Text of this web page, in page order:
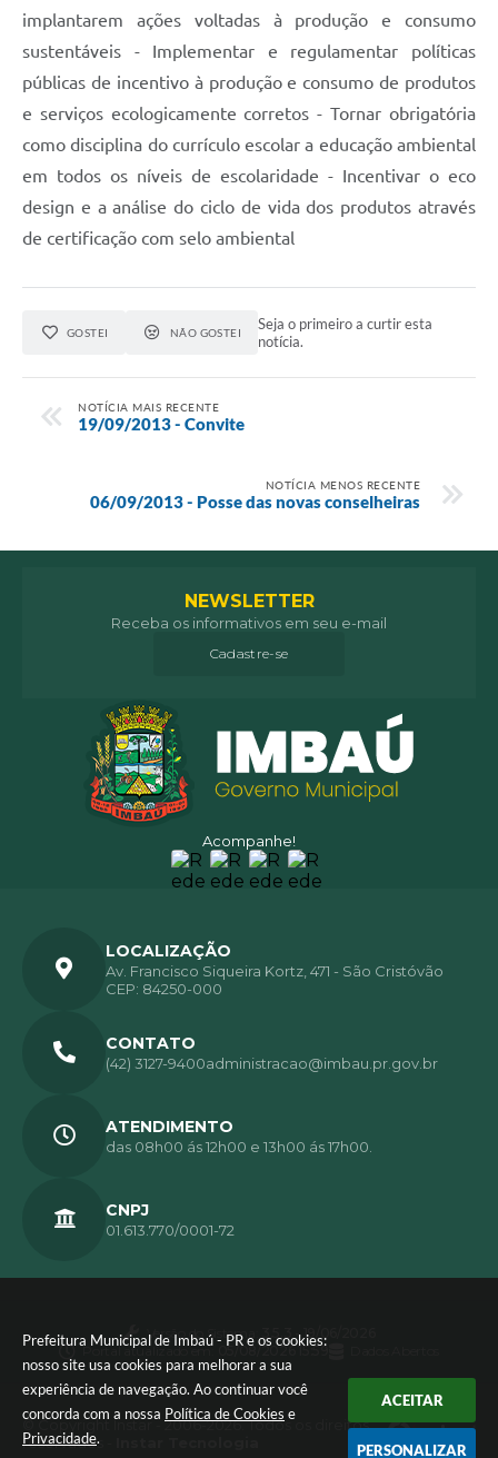
Prefeitura Municipal de Imbaú - PR e os cookies:
nosso site usa cookies para melhorar a sua
experiência de navegação. Ao continuar você
concorda com a nossa Política de Cookies e
Privacidade.
ACEITAR
PERSONALIZAR
implantarem ações voltadas à produção e consumo
sustentáveis - Implementar e regulamentar políticas
públicas de incentivo à produção e consumo de produtos
e serviços ecologicamente corretos - Tornar obrigatória
como disciplina do currículo escolar a educação ambiental
em todos os níveis de escolaridade - Incentivar o eco
design e a análise do ciclo de vida dos produtos através
de certificação com selo ambiental
GOSTEI NÃO GOSTEI
Seja o primeiro a curtir esta
notícia.
NOTÍCIA MAIS RECENTE
19/09/2013 - Convite
NOTÍCIA MENOS RECENTE
06/09/2013 - Posse das novas conselheiras
Acompanhe!
NEWSLETTER
Receba os informativos em seu e-mail
Cadastre-se
LOCALIZAÇÃO
Av. Francisco Siqueira Kortz, 471 - São Cristóvão
CEP: 84250-000
CONTATO
(42) 3127-9400administracao@imbau.pr.gov.br
ATENDIMENTO
das 08h00 ás 12h00 e 13h00 ás 17h00.
CNPJ
01.613.770/0001-72
Versão do Sistema:
3.5.3 - 19/06/2026
Portal atualizado em:
05/08/2026 15:59
© Copyright Instar - 2006-2026. Todos os direitos
reservados -